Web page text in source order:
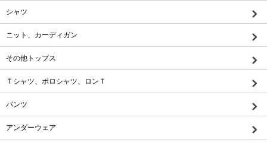
シャツ
ニット、カーディガン
その他トップス
Ｔシャツ、ポロシャツ、ロンＴ
パンツ
アンダーウェア